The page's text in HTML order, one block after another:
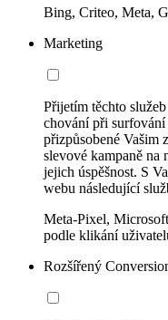
Bing, Criteo, Meta,
Marketing
Přijetím těchto
chování při
přizpůsobené Vašim
slevové kampaně na
jejich úspěšnost. S
webu následující
Meta-Pixel,
podle klikání
Rozšířený